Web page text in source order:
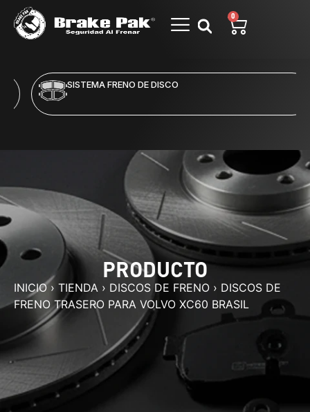
0
SISTEMA FRENO DE DISCO
PRODUCTO
INICIO› TIENDA › DISCOS DE FRENO › DISCOS DE
FRENO TRASERO PARA VOLVO XC60 BRASIL